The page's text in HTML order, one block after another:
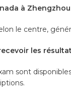
à Zhengzhou
le centre,
les
sont